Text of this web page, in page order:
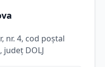
, nr. 4, cod poștal
, județ DOLJ